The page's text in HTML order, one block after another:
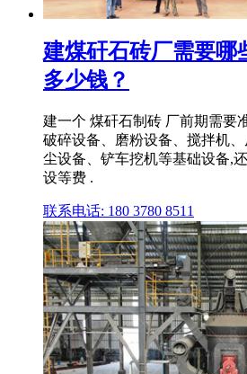
建煤矸石砖厂需要哪
多少钱？
建一个 煤矸石制砖 厂前期需要
破碎设备、磨粉设备、搅拌机
尘设备、铲车挖机等基础设备,
设等费 .
联系电话: 180 3780 8511